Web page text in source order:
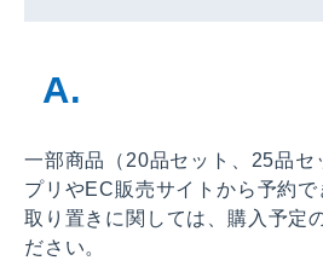
一部商品（20品セット、25品セ
プリやEC販売サイトから予約で
取り置きに関しては、購入予定
ださい。